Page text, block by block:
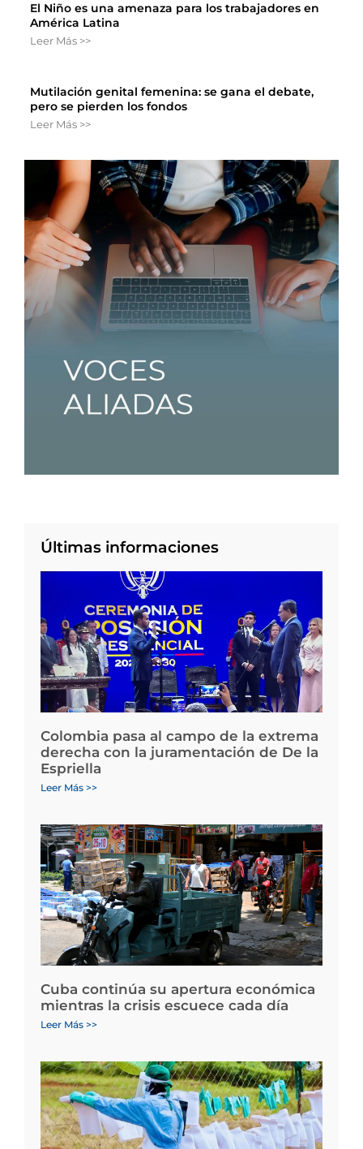
El Niño es una amenaza para los trabajadores en
América Latina
Leer Más >>
Mutilación genital femenina: se gana el debate,
pero se pierden los fondos
Leer Más >>
Últimas informaciones
Colombia pasa al campo de la extrema
derecha con la juramentación de De la
Espriella
Leer Más >>
Cuba continúa su apertura económica
mientras la crisis escuece cada día
Leer Más >>